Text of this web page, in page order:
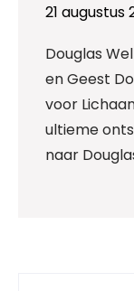
21 augustus
Douglas
en Geest
voor
ultieme
naar